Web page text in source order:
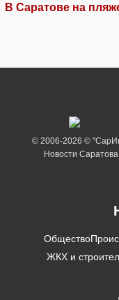
В Саратове на
© 2006-2026 ©
Новости
Общество
ЖКХ и